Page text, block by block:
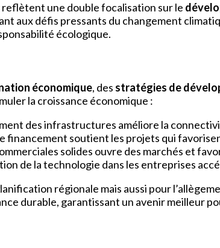
une double focalisation sur le
aux défis pressants du changement
écologique.
économique, des stratégies de
la croissance économique :
des infrastructures améliore la
financement soutient les projets qui
solides ouvre des marchés et
de la technologie dans les entreprises
régionale mais aussi pour
durable, garantissant un avenir meilleur